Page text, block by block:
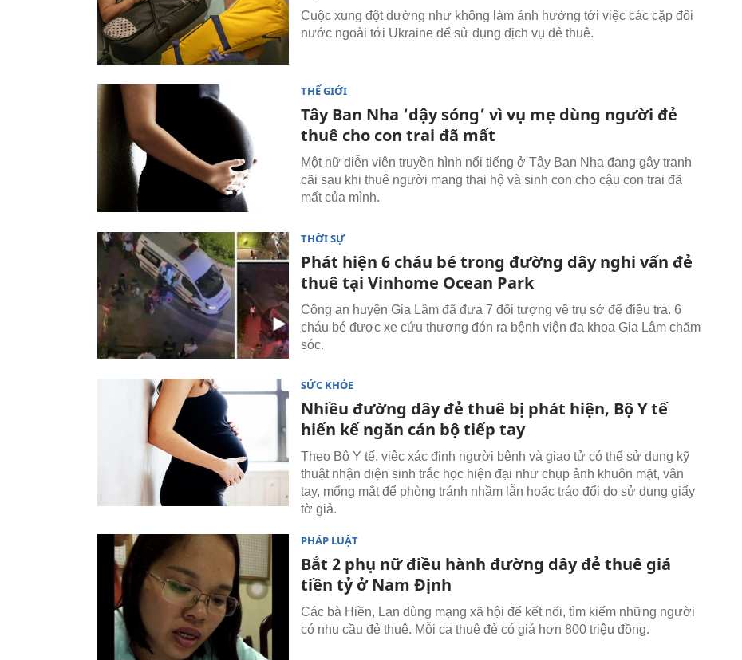
Cuộc xung đột dường như không làm ảnh hưởng tới việc các cặp đôi
nước ngoài tới Ukraine để sử dụng dịch vụ đẻ thuê.
THẾ GIỚI
Tây Ban Nha ‘dậy sóng’ vì vụ mẹ dùng người đẻ
thuê cho con trai đã mất
Một nữ diễn viên truyền hình nổi tiếng ở Tây Ban Nha đang gây tranh
cãi sau khi thuê người mang thai hộ và sinh con cho cậu con trai đã
mất của mình.
THỜI SỰ
Phát hiện 6 cháu bé trong đường dây nghi vấn đẻ
thuê tại Vinhome Ocean Park
Công an huyện Gia Lâm đã đưa 7 đối tượng về trụ sở để điều tra. 6
cháu bé được xe cứu thương đón ra bệnh viện đa khoa Gia Lâm chăm
sóc.
SỨC KHỎE
Nhiều đường dây đẻ thuê bị phát hiện, Bộ Y tế
hiến kế ngăn cán bộ tiếp tay
Theo Bộ Y tế, việc xác định người bệnh và giao tử có thể sử dụng kỹ
thuật nhận diện sinh trắc học hiện đại như chụp ảnh khuôn mặt, vân
tay, mống mắt để phòng tránh nhầm lẫn hoặc tráo đổi do sử dụng giấy
tờ giả.
PHÁP LUẬT
Bắt 2 phụ nữ điều hành đường dây đẻ thuê giá
tiền tỷ ở Nam Định
Các bà Hiền, Lan dùng mạng xã hội để kết nối, tìm kiếm những người
có nhu cầu đẻ thuê. Mỗi ca thuê đẻ có giá hơn 800 triệu đồng.